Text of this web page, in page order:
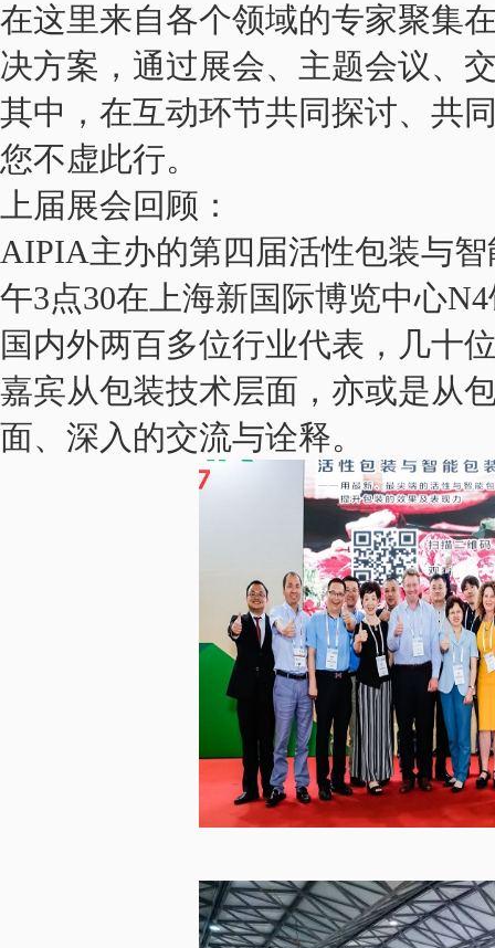
在这里来自各个领域的专家聚集
决方案，通过展会、主题会议、
其中，在互动环节共同探讨、共
您不虚此行。
上届展会回顾：
AIPIA主办的第四届活性包装与
午3点30在上海新国际博览中心
国内外两百多位行业代表，几十
嘉宾从包装技术层面，亦或是从
面、深入的交流与诠释。